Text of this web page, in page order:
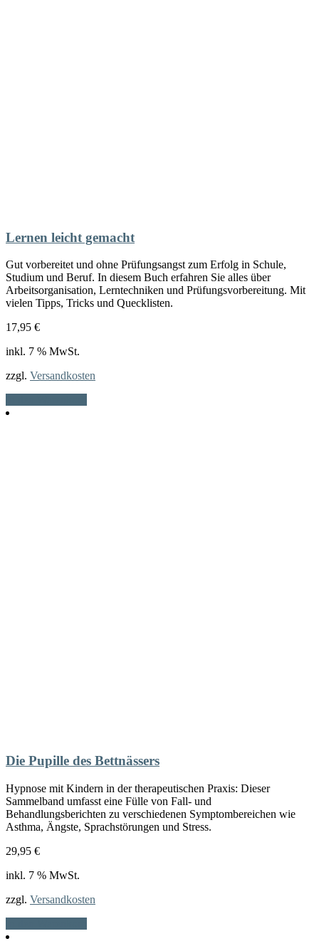
Lernen leicht gemacht
Gut vorbereitet und ohne Prüfungsangst zum Erfolg in Schule,
Studium und Beruf. In diesem Buch erfahren Sie alles über
Arbeitsorganisation, Lerntechniken und Prüfungsvorbereitung. Mit
vielen Tipps, Tricks und Quecklisten.
17,95 €
inkl. 7 % MwSt.
zzgl. Versandkosten
Die Pupille des Bettnässers
Hypnose mit Kindern in der therapeutischen Praxis: Dieser
Sammelband umfasst eine Fülle von Fall- und
Behandlungsberichten zu verschiedenen Symptombereichen wie
Asthma, Ängste, Sprachstörungen und Stress.
29,95 €
inkl. 7 % MwSt.
zzgl. Versandkosten